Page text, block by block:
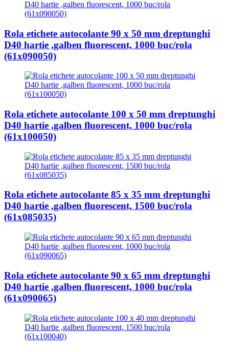
Rola etichete autocolante 90 x 50 mm dreptunghi
D40 hartie ,galben fluorescent, 1000 buc/rola
(61x090050)
Rola etichete autocolante 100 x 50 mm dreptunghi
D40 hartie ,galben fluorescent, 1000 buc/rola
(61x100050)
Rola etichete autocolante 85 x 35 mm dreptunghi
D40 hartie ,galben fluorescent, 1500 buc/rola
(61x085035)
Rola etichete autocolante 90 x 65 mm dreptunghi
D40 hartie ,galben fluorescent, 1000 buc/rola
(61x090065)